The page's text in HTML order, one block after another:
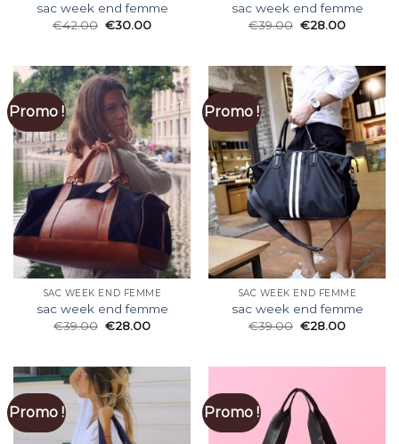
sac week end femme
€42.00 €30.00
sac week end femme
€39.00 €28.00
Promo !
SAC WEEK END FEMME
sac week end femme
€39.00 €28.00
Promo !
SAC WEEK END FEMME
sac week end femme
€39.00 €28.00
Promo ! Promo !